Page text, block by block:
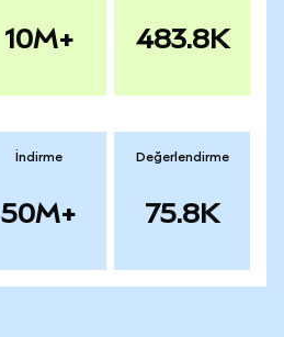
10M+ 483.8K
İndirme
50M+
Değerlendirme
75.8K